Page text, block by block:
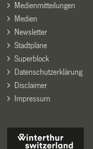
Medienmitteilungen
Medien
Newsletter
Stadtpläne
Superblock
Datenschutzerklärung
Disclaimer
Impressum